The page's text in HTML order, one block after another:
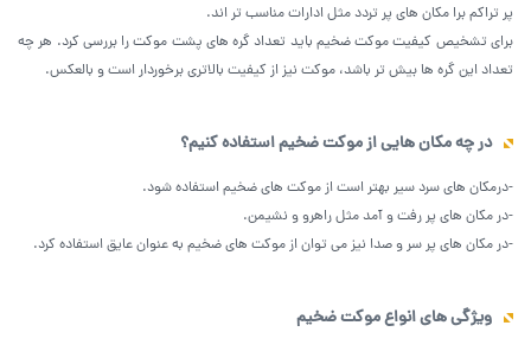
پر تراکم برا مکان های پر تردد مثل ادارات مناسب تر اند‌.
برای تشخیص کیفیت موکت ضخیم باید تعداد گره های پشت موکت را بررسی کرد. هر چه
تعداد این گره ها بیش تر باشد، موکت نیز از کیفیت بالاتری برخوردار است و بالعکس.
در‌ چه مکان هایی از‌ موکت ضخیم استفاده کنیم؟
-در‌مکان های سرد سیر بهتر است از موکت های ضخیم استفاده شود.
-در مکان های پر رفت و آمد مثل راهرو و نشیمن.
-در مکان های پر سر و صدا نیز می توان از موکت های ضخیم به عنوان عایق استفاده کرد‌.
ویژگی های انواع موکت ضخیم